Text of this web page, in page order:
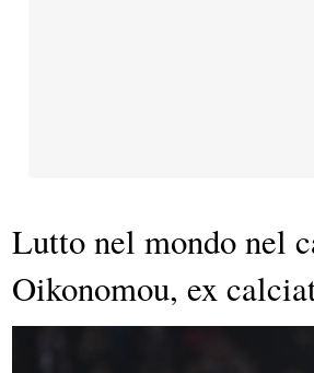
Lutto nel mondo nel
Oikonomou, ex